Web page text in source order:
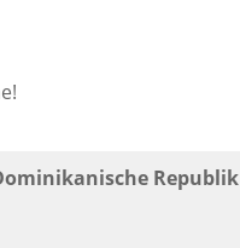
Republik